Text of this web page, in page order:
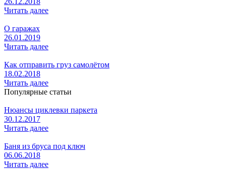
Читать далее
О гаражах
26.01.2019
Читать далее
Как отправить груз самолётом
18.02.2018
Читать далее
Популярные статьи
Нюансы циклевки паркета
30.12.2017
Читать далее
Баня из бруса под ключ
06.06.2018
Читать далее